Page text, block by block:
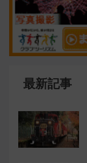
最新記事